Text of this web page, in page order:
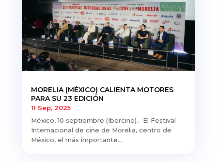
MORELIA (MÉXICO) CALIENTA MOTORES
PARA SU 23 EDICIÓN
11 Sep, 2025
México, 10 septiembre (Ibercine).- El Festival
Internacional de cine de Morelia, centro de
México, el más importante...